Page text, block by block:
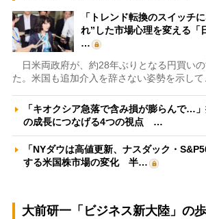
「トレンド転換のスイッチ
れ”した市場心理を変える「
…
日米両政府が、約28年ぶりとなる円買い
た。米国も追加介入を辞さない姿勢を示し
「キオクシア急落で含み損が膨らんで…
の成長につなげる4つの視点 …
「NYダウは高値更新、ナスダック・
する米国株市場の変化 半…
大前研一「ビジネス新大陸」の